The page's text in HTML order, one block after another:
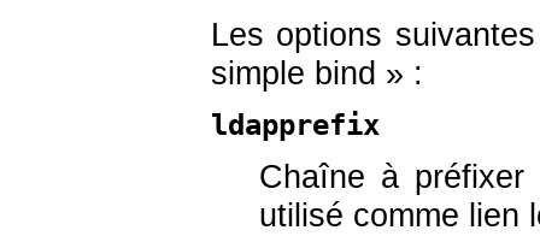
Les options
simple bind » :
ldapprefix
Chaîne à
utilisé comme lien